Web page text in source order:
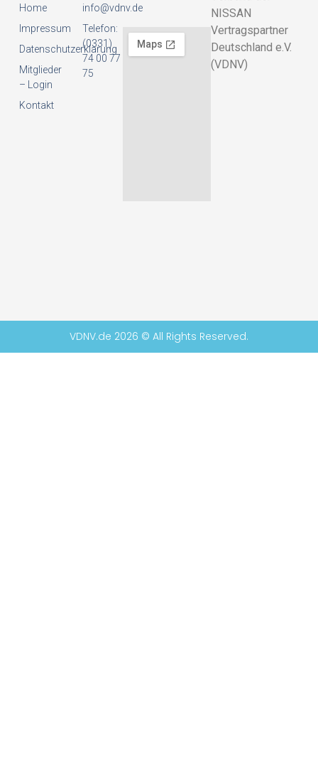
NISSAN
Vertragspartner
Deutschland e.V.
(VDNV)
Home
Impressum
Datenschutzerklarung
Mitglieder
– Login
Kontakt
info@vdnv.de
Telefon:
(0331)
74 00 77
75
VDNV.de 2026 © All Rights Reserved.